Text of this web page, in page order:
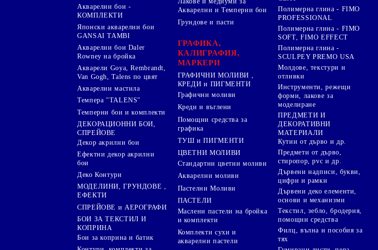
Акварелни бои -
КОМПЛЕКТИ
Японски акварелни бои
GANSAI TAMBI
Акварелни бои Daler
Rowney на бройка
Акварели Goya, Rembrandt,
Van Gogh, Talens по цвят
Акварелни мастила
Темпера "TALENS"
Темперни бои и комплекти
ДЕКОРАЦИОННИ БОИ,
СПРЕЙОВЕ
Декор акрилни бои
Ефектни декор акрилни
бои
Деко Контури
МОДЕЛИНИ, ГРУНДОВЕ ,
ЕФЕКТИ
СПРЕЙОВЕ и АЕРОГРАФИ
БОИ ЗА ТЕКСТИЛ И
КОПРИНА
Бои за коприна и батик
Акварелни и Темперни бои
Грундове и пасти
ГРАФИКА,
КАЛИГРАФИЯ,
МАРКЕРИ
ГРАФИЧНИ МОЛИВИ ,
КРЕДИ и ПИГМЕНТИ
Графични моливи
Креди и въглени
Помощни средства за
графика
ТУШ и ПИГМЕНТИ
ЦВЕТНИ МОЛИВИ
Стандартни цветни моливи
Акварелни моливи
Пастелни Моливи
ПАСТЕЛИ
Маслени пастели на бройка
и комплекти
Комплекти сухи и
акварелни пастели
Полимерна глина - FIMO
PROFESSIONAL
Полимерна глина - FIMO
SOFT, FIMO EFFECT
Полимерна глина -
SCULPEY PREMO USA
Молдове, текстури и
отливки
Инструменти, режещи
форми, лакове за
моделиране
ПРЕДМЕТИ И
ДЕКОРАТИВНИ
МАТЕРИАЛИ
Кутии от дърво и др.
Предмети от дърво,
стиропор, pvc и др.
Дървени надписи, букви,
цифри и рамки
Дървени деко елементи,
основи и механизми
Текстил, зебло, бродерия,
помощни средства
Филц, вълна и пособия за
тях